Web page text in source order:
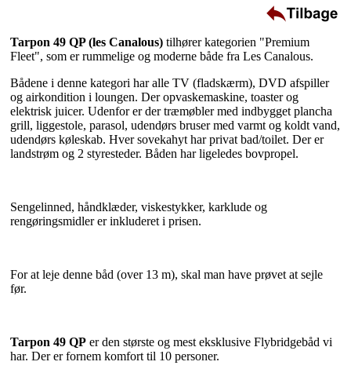
Tarpon 49 QP (les Canalous) tilhører kategorien "Premium
Fleet", som er rummelige og moderne både fra Les Canalous.
Bådene i denne kategori har alle TV (fladskærm), DVD afspiller
og airkondition i loungen. Der opvaskemaskine, toaster og
elektrisk juicer. Udenfor er der træmøbler med indbygget plancha
grill, liggestole, parasol, udendørs bruser med varmt og koldt vand,
udendørs køleskab. Hver sovekahyt har privat bad/toilet. Der er
landstrøm og 2 styresteder. Båden har ligeledes bovpropel.
Sengelinned, håndklæder, viskestykker, karklude og
rengøringsmidler er inkluderet i prisen.
For at leje denne båd (over 13 m), skal man have prøvet at sejle
før.
Tarpon 49 QP er den største og mest eksklusive Flybridgebåd vi
har. Der er fornem komfort til 10 personer.